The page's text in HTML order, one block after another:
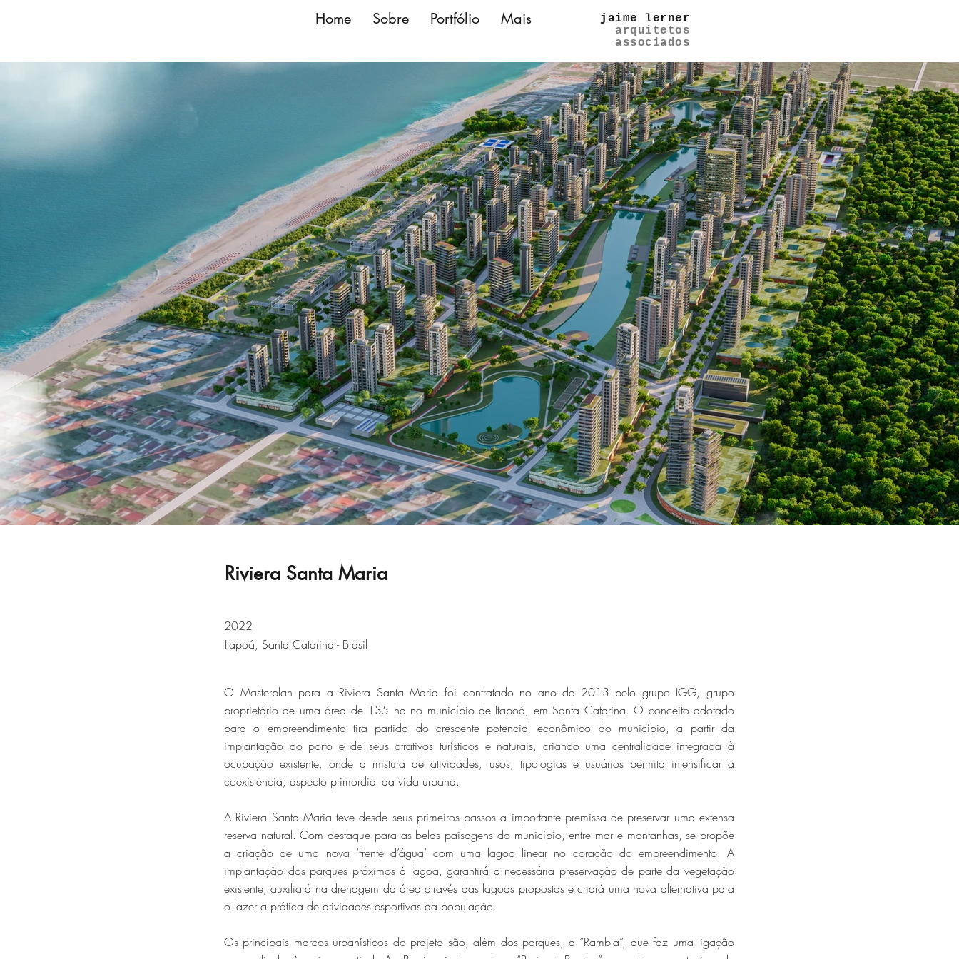
Home Sobre Portfólio Mais
jaime lerner
arquitetos
associados
Riviera Santa Maria
2022
Itapoá, Santa Catarina - Brasil
O Masterplan para a Riviera Santa Maria foi contratado no ano de 2013 pelo grupo IGG, grupo
proprietário de uma área de 135 ha no município de Itapoá, em Santa Catarina. O conceito adotado
para o empreendimento tira partido do crescente potencial econômico do município, a partir da
implantação do porto e de seus atrativos turísticos e naturais, criando uma centralidade integrada à
ocupação existente, onde a mistura de atividades, usos, tipologias e usuários permita intensificar a
coexistência, aspecto primordial da vida urbana.
A Riviera Santa Maria teve desde seus primeiros passos a importante premissa de preservar uma extensa
reserva natural. Com destaque para as belas paisagens do município, entre mar e montanhas, se propõe
a criação de uma nova ‘frente d’água’ com uma lagoa linear no coração do empreendimento. A
implantação dos parques próximos à lagoa, garantirá a necessária preservação de parte da vegetação
existente, auxiliará na drenagem da área através das lagoas propostas e criará uma nova alternativa para
o lazer a prática de atividades esportivas da população.
Os principais marcos urbanísticos do projeto são, além dos parques, a “Rambla”, que faz uma ligação